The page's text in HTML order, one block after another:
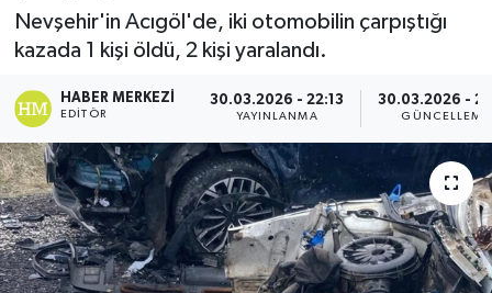
Nevşehir'in Acıgöl'de, iki otomobilin çarpıştığı
kazada 1 kişi öldü, 2 kişi yaralandı.
HABER MERKEZI
EDITÖR
30.03.2026 - 22:13
YAYINLANMA
30.03.2026 -
GÜNCELLEME